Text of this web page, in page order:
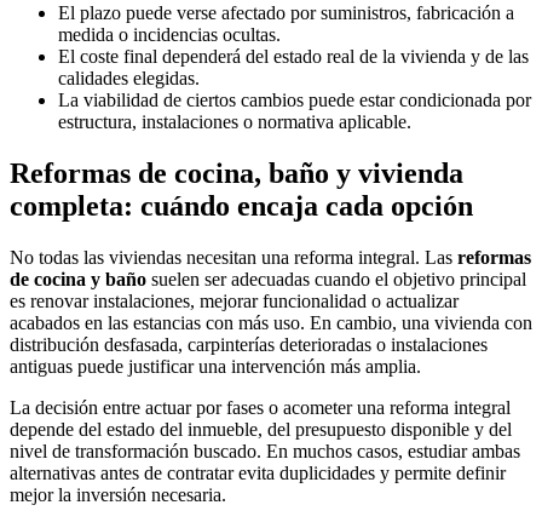
El plazo puede verse afectado por suministros, fabricación a
medida o incidencias ocultas.
El coste final dependerá del estado real de la vivienda y de las
calidades elegidas.
La viabilidad de ciertos cambios puede estar condicionada por
estructura, instalaciones o normativa aplicable.
Reformas de cocina, baño y vivienda
completa: cuándo encaja cada opción
No todas las viviendas necesitan una reforma integral. Las reformas
de cocina y baño suelen ser adecuadas cuando el objetivo principal
es renovar instalaciones, mejorar funcionalidad o actualizar
acabados en las estancias con más uso. En cambio, una vivienda con
distribución desfasada, carpinterías deterioradas o instalaciones
antiguas puede justificar una intervención más amplia.
La decisión entre actuar por fases o acometer una reforma integral
depende del estado del inmueble, del presupuesto disponible y del
nivel de transformación buscado. En muchos casos, estudiar ambas
alternativas antes de contratar evita duplicidades y permite definir
mejor la inversión necesaria.